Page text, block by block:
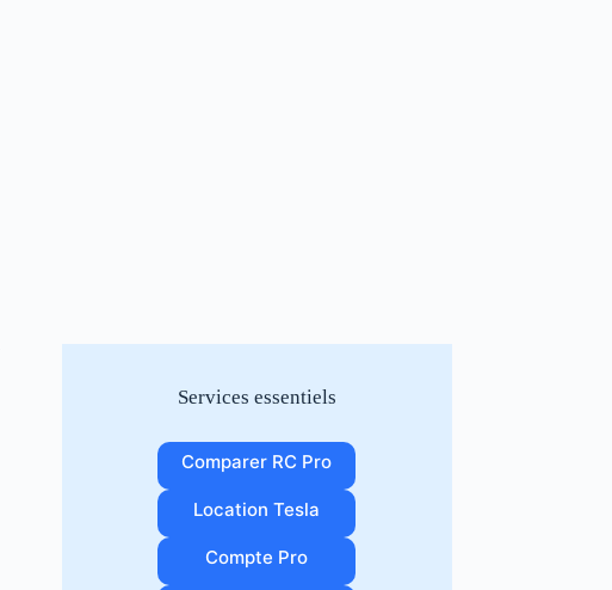
Services essentiels
Comparer RC Pro
Location Tesla
Compte Pro